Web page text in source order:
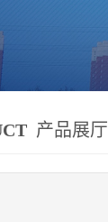
产品展厅